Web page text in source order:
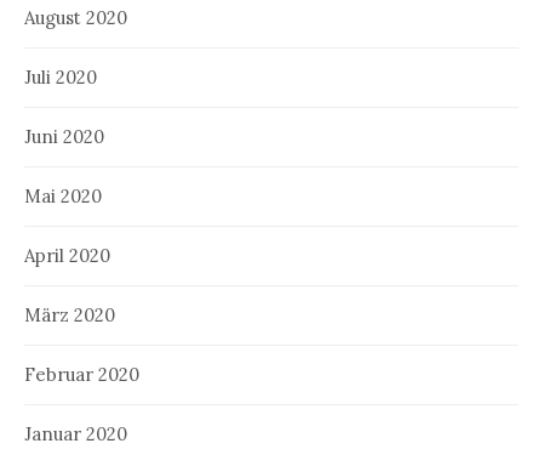
August 2020
Juli 2020
Juni 2020
Mai 2020
April 2020
März 2020
Februar 2020
Januar 2020